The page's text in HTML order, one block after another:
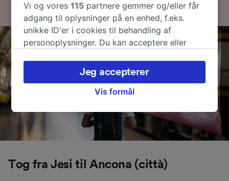
Tog fra Jesi til Ancona (città)
Vi og vores115 partnere gemmer og/eller får
adgang til oplysninger på en enhed, f.eks.
unikke ID'er i cookies til behandling af
personoplysninger. Du kan acceptere eller
herunder din ret til at gøre indsigelse, hvor
legitim interesse bruges, eller når som helst på
siden om privatlivspolitik. Disse valg
browsingdata. Dine data vil ikke blive brugt til
sporingsformål, hvis du har bedt os om ikke at
spore dig.
Vi og vores partnere behandler data for at
levere:
Vis formål
Jeg accepterer